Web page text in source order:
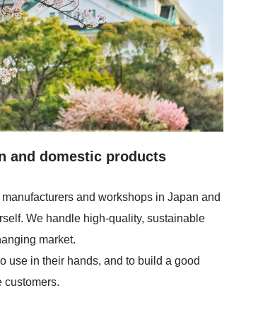
and domestic products
and workshops in Japan and
We handle high-quality, sustainable
market.
use in their hands, and to build a good
customers.